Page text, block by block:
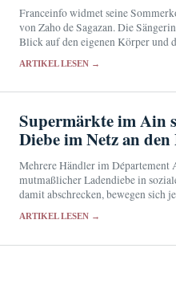
Franceinfo widmet seine
von Zaho de Sagazan. Die
Blick auf den eigenen Körper und
ARTIKEL LESEN →
Supermärkte im Ain
Diebe im Netz an
Mehrere Händler im
mutmaßlicher Ladendiebe in
damit abschrecken, bewegen sich
ARTIKEL LESEN →